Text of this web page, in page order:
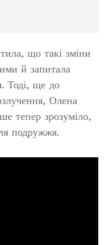
що такі зміни
й запитала
Тоді, ще до
Олена
тепер зрозуміло,
подружжя.